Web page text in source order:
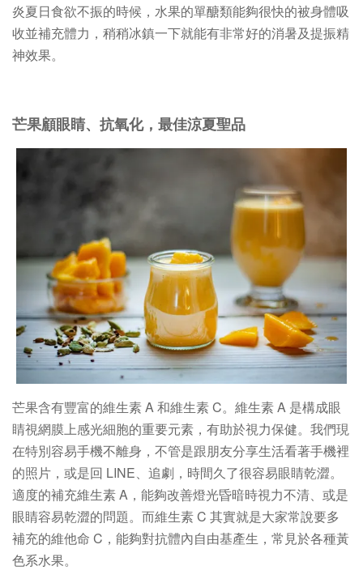
炎夏日食欲不振的時候，水果的單醣類能夠很快的被身體吸
收並補充體力，稍稍冰鎮一下就能有非常好的消暑及提振精
神效果。
芒果顧眼睛、抗氧化，最佳涼夏聖品
芒果含有豐富的維生素 A 和維生素 C。維生素 A 是構成眼
睛視網膜上感光細胞的重要元素，有助於視力保健。我們現
在特別容易手機不離身，不管是跟朋友分享生活看著手機裡
的照片，或是回 LINE、追劇，時間久了很容易眼睛乾澀。
適度的補充維生素 A，能夠改善燈光昏暗時視力不清、或是
眼睛容易乾澀的問題。而維生素 C 其實就是大家常說要多
補充的維他命 C，能夠對抗體內自由基產生，常見於各種黃
色系水果。